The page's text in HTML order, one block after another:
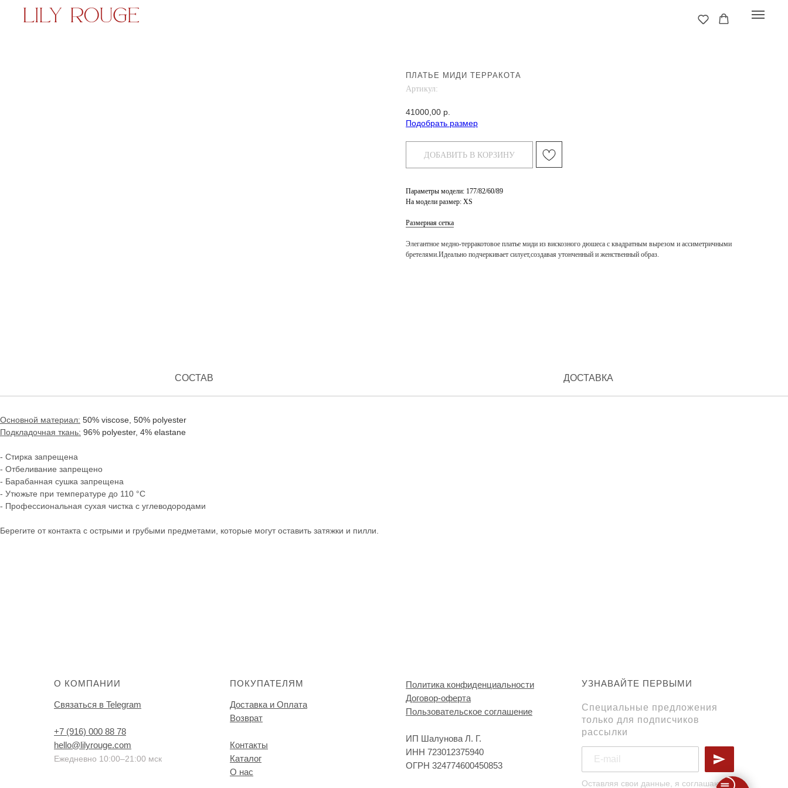
ПЛАТЬЕ МИДИ ТЕРРАКОТА
Артикул:
41000,00 р.
Подобрать размер
ДОБАВИТЬ В КОРЗИНУ
Параметры модели: 177/82/60/89
На модели размер: XS
Размерная сетка
Элегантное медно-терракотовое платье миди из вискозного дюшеса с квадратным вырезом и ассиметричными
бретелями.Идеально подчеркивает силует,создавая утонченный и женственный образ.
СОСТАВ ДОСТАВКА
Основной материал: 50% viscose, 50% polyester
Подкладочная ткань: 96% polyester, 4% elastane
- Стирка запрещена
- Отбеливание запрещено
- Барабанная сушка запрещена
- Утюжьте при температуре до 110 °C
- Профессиональная сухая чистка с углеводородами
Берегите от контакта с острыми и грубыми предметами, которые могут оставить затяжки и пилли.
О КОМПАНИИ
Связаться в Telegram
+7 (916) 000 88 78
hello@lilyrouge.com
Ежедневно 10:00–21:00 мск
ПОКУПАТЕЛЯМ
Доставка и Оплата
Возврат
Контакты
Каталог
О нас
Политика конфиденциальности
Договор-оферта
Пользовательское соглашение
ИП Шалунова Л. Г.
ИНН 723012375940
ОГРН 324774600450853
УЗНАВАЙТЕ ПЕРВЫМИ
Специальные предложения
только для подписчиков
рассылки
Оставляя свои данные, я соглашаюсь